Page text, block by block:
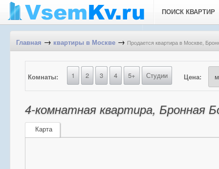
ПОИСК КВАРТИР
Главная → квартиры в Москве → Продается квартира в Москве,
Комнаты: 1 2 3 4 5+ Студии Цена:
4-комнатная квартира, Бронная
Карта